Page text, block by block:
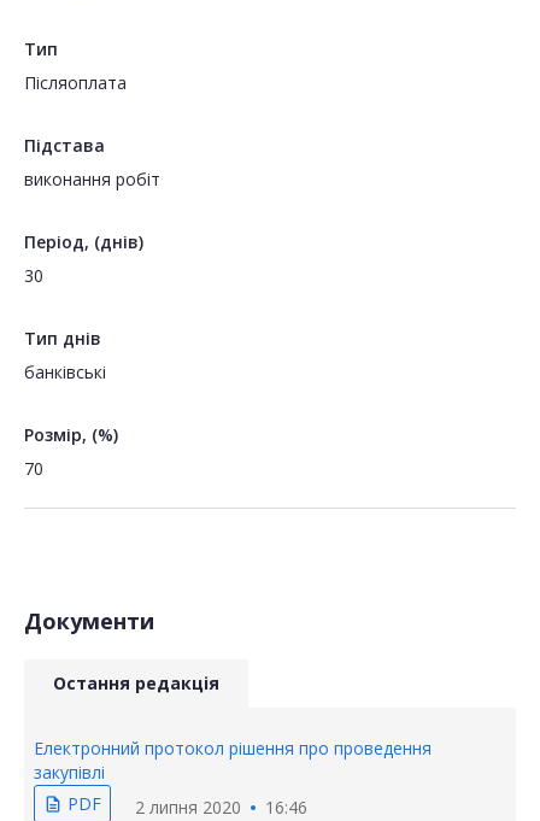
Тип
Пiсляоплата
Підстава
виконання робіт
Період, (днів)
30
Тип днів
банківські
Розмір, (%)
70
Документи
Остання редакція
Електронний протокол рішення про проведення
закупівлі
description PDF 2 липня 2020 16:46